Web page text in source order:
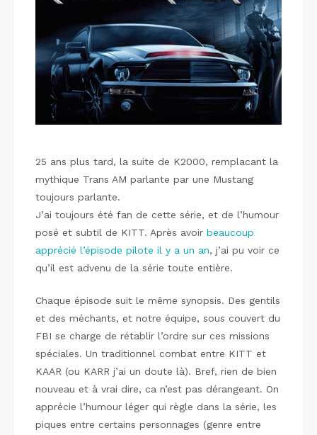
25 ans plus tard, la suite de K2000, remplacant la
mythique Trans AM parlante par une Mustang
toujours parlante.
J’ai toujours été fan de cette série, et de l’humour
posé et subtil de KITT. Après avoir beaucoup
apprécié l’épisode pilote il y a un an, j’ai pu voir ce
qu’il est advenu de la série toute entière.
Chaque épisode suit le même synopsis. Des gentils
et des méchants, et notre équipe, sous couvert du
FBI se charge de rétablir l’ordre sur ces missions
spéciales. Un traditionnel combat entre KITT et
KAAR (ou KARR j’ai un doute là). Bref, rien de bien
nouveau et à vrai dire, ca n’est pas dérangeant. On
apprécie l’humour léger qui règle dans la série, les
piques entre certains personnages (genre entre